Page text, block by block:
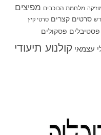
מלחמת הכוכבים מפיצים
סרטים קצרים סרטי קיץ
פסטיבלים פסקולים
עצמאי קולנוע תיעודי